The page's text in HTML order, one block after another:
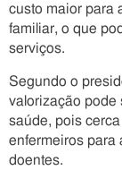
custo maior para
familiar, o que
serviços.
Segundo o
valorização pode
saúde, pois
enfermeiros para
doentes.